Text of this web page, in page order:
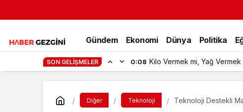
Gündem Ekonomi Dünya Politika
SON GELIŞMELER 0:08 Kilo Vermek mi, Yağ Vermek
Diğer Teknoloji
Teknoloji Destekli